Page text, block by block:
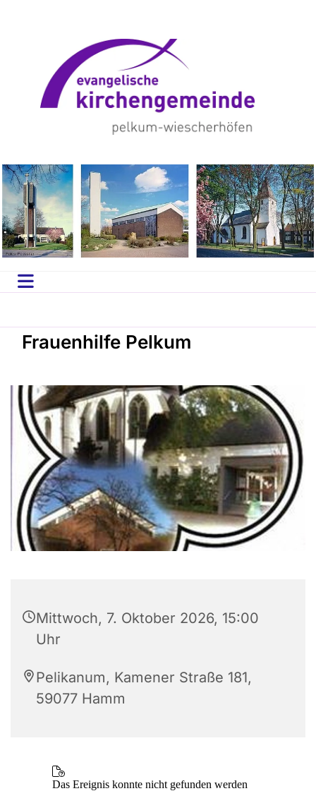
Frauenhilfe Pelkum
Mittwoch, 7. Oktober 2026, 15:00
Uhr
Pelikanum, Kamener Straße 181,
59077 Hamm